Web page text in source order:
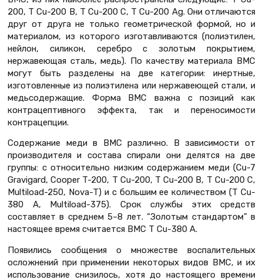
200, T Cu-200 B, T Cu-200 C, T Cu-200 Ag. Они отличаются
друг от друга не только геометрической формой, но и
материалом, из которого изготавливаются (полиэтилен,
нейлон, силикон, серебро с золотым покрытием,
нержавеющая сталь, медь). По качеству материала ВМС
могут быть разделены на две категории: инертные,
изготовленные из полиэтилена или нержавеющей стали, и
медьсодержащие. Форма ВМС важна с позиций как
контрацептивного эффекта, так и переносимости
контрацепции.
Содержание меди в ВМС различно. В зависимости от
производителя и состава спирали они делятся на две
группы: с относительно низким содержанием меди (Cu-7
Gravigard, Cooper T-200, T Cu-200, T Cu-200 B, T Cu-200 C,
Multiload-250, Nova-T) и с большим ее количеством (T Cu-
380 A, Multiload-375). Срок службы этих средств
составляет в среднем 5–8 лет. “Золотым стандартом” в
настоящее время считается ВМС T Cu-380 A.
Появились сообщения о множестве воспалительных
осложнений при применении некоторых видов ВМС, и их
использование снизилось, хотя до настоящего времени